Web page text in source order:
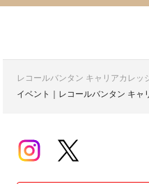
レコールバンタン キャリアカレ
イベント｜レコールバンタン キ